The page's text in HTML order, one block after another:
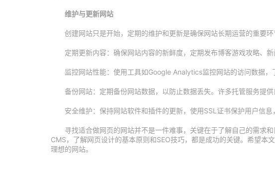
维护与更新网站
创建网站只是开始，定期的维护和更新是确保网站长期运营的重要
定期更新内容：确保网站内容的新鲜度，定期发布博客游戏攻略、新
监控网站性能：使用工具如Google Analytics监控网站的访问数据，
备份网站：定期备份网站数据，以防止数据丢失。许多托管服务提供
安全维护：保持网站软件和插件的更新，使用SSL证书保护用户信息
寻找适合做网页的网站并不是一件难事，关键在于了解自己的需求
CMS，了解网页设计的基本原则和SEO技巧，都是成功的关键。希望本
理想的网站。